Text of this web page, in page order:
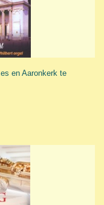
en Aaronkerk te